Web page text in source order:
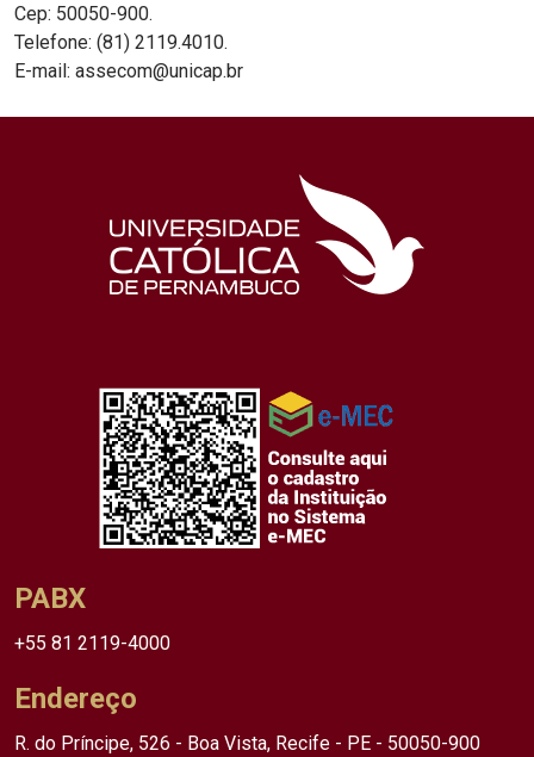
Cep: 50050-900.
Telefone: (81) 2119.4010.
E-mail: assecom@unicap.br
PABX
+55 81 2119-4000
Endereço
R. do Príncipe, 526 - Boa Vista, Recife - PE - 50050-900